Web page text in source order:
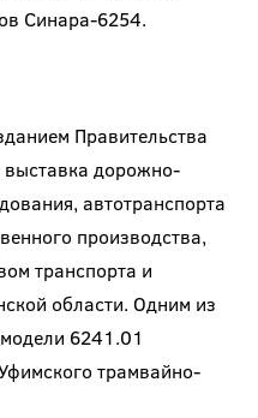
Синара-6254.
Правительства
дорожно-
автотранспорта
производства,
транспорта и
области. Одним из
6241.01
трамвайно-